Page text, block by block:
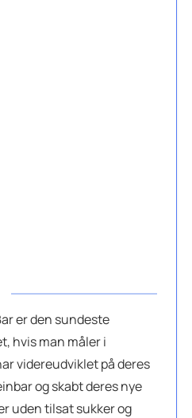
er den sundeste
hvis man måler i
videreudviklet på deres
og skabt deres nye
uden tilsat sukker og